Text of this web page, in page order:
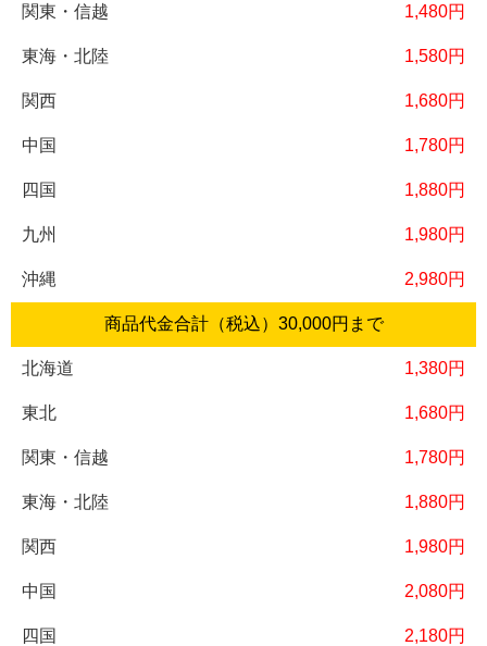
1,480円
1,580円
1,680円
1,780円
1,880円
1,980円
2,980円
商品代金合計（税込） 30,000円 まで
1,380円
1,680円
1,780円
1,880円
1,980円
2,080円
2,180円